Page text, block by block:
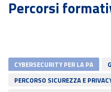
Percorsi
CYBERSECURITY PER LA PA
PERCORSO SICUREZZA E